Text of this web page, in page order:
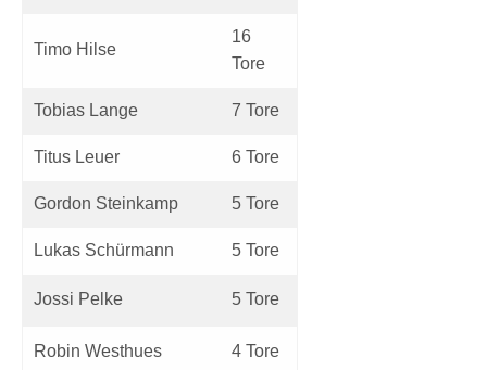
Timo Hilse
16
Tore
Tobias Lange 7 Tore
Titus Leuer 6 Tore
Gordon Steinkamp 5 Tore
Lukas Schürmann 5 Tore
Jossi Pelke 5 Tore
Robin Westhues 4 Tore